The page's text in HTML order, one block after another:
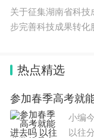
关于征集湖南省科技成果转化
步完善科技成果转
热点精选
参加春季高考就
小编
以往